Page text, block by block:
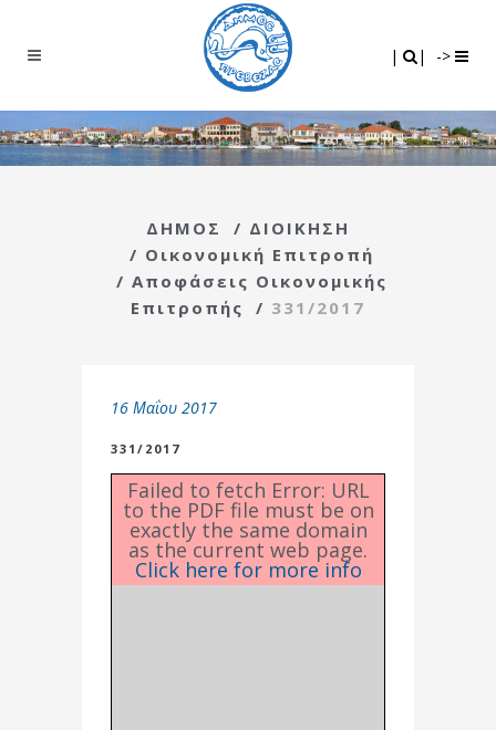
| | ->
ΔΗΜΟΣ / ΔΙΟΙΚΗΣΗ
/ Οικονομική Επιτροπή
/ Αποφάσεις Οικονομικής
Επιτροπής
/ 331/2017
16 Μαΐου 2017
331/2017
Failed to fetch Error: URL
to the PDF file must be on
exactly the same domain
as the current web page.
Click here for more info